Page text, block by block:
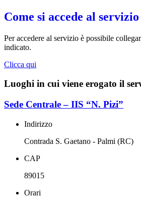
Come si accede al servizio
Per accedere al servizio è possibile
indicato.
Clicca qui
Luoghi in cui viene erogato il
Sede Centrale – IIS “N. Pizi”
Indirizzo
Contrada S. Gaetano - Palmi (RC)
CAP
89015
Orari